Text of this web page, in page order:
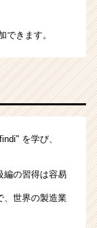
できます。
を学び、
編の習得は容易
、世界の製造業